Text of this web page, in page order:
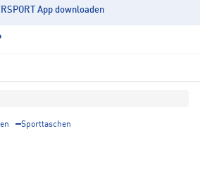
App downloaden
Sporttaschen